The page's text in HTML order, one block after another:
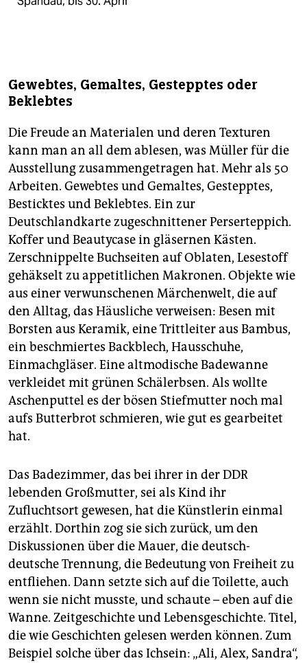
Gewebtes, Gemaltes, Gestepptes oder
Beklebtes
Die Freude an Materialen und deren Texturen
kann man an all dem ablesen, was Müller für die
Ausstellung zusammengetragen hat. Mehr als 50
Arbeiten. Gewebtes und Gemaltes, Gestepptes,
Besticktes und Beklebtes. Ein zur
Deutschlandkarte zugeschnittener Perserteppich.
Koffer und Beautycase in gläsernen Kästen.
Zerschnippelte Buchseiten auf Oblaten, Lesestoff
gehäkselt zu appetitlichen Makronen. Objekte wie
aus einer verwunschenen Märchenwelt, die auf
den Alltag, das Häusliche verweisen: Besen mit
Borsten aus Keramik, eine Trittleiter aus Bambus,
ein beschmiertes Backblech, Hausschuhe,
Einmachgläser. Eine altmodische Badewanne
verkleidet mit grünen Schälerbsen. Als wollte
Aschenputtel es der bösen Stiefmutter noch mal
aufs Butterbrot schmieren, wie gut es gearbeitet
hat.
Das Badezimmer, das bei ihrer in der DDR
lebenden Großmutter, sei als Kind ihr
Zufluchtsort gewesen, hat die Künstlerin einmal
erzählt. Dorthin zog sie sich zurück, um den
Diskussionen über die Mauer, die deutsch-
deutsche Trennung, die Bedeutung von Freiheit zu
entfliehen. Dann setzte sich auf die Toilette, auch
wenn sie nicht musste, und schaute – eben auf die
Wanne. Zeitgeschichte und Lebensgeschichte. Titel,
die wie Geschichten gelesen werden können. Zum
Beispiel solche über das Ichsein: „Ali, Alex, Sandra“,